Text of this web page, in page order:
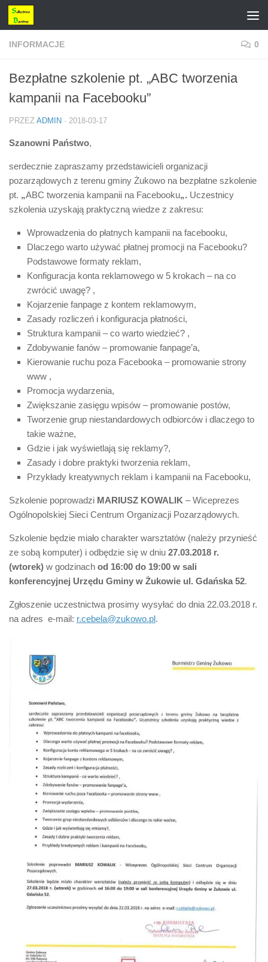
Przejdź do treści
INFORMACJE 0
Bezpłatne szkolenie pt. „ABC tworzenia
kampanii na Facebooku”
PRZEZ ADMIN · 2018-03-17
Szanowni Państwo,
serdecznie zapraszamy przedstawicieli organizacji
pozarządowych z terenu gminy Żukowo na bezpłatne szkolenie
pt. „ABC tworzenia kampanii na Facebooku„. Uczestnicy
szkolenia uzyskają praktyczną wiedze z zakresu:
Wprowadzenia do płatnych kampanii na facebooku,
Dlaczego warto używać płatnej promocji na Facebooku?
Podstawowe formaty reklam,
Konfiguracja konta reklamowego w 5 krokach – na co
zwrócić uwagę? ,
Kojarzenie fanpage z kontem reklamowym,
Zasady rozliczeń i konfiguracja płatności,
Struktura kampanii – co warto wiedzieć? ,
Zdobywanie fanów – promowanie fanpage’a,
Kierowanie ruchu poza Facebooka – promowanie strony
www ,
Promocja wydarzenia,
Zwiększanie zasięgu wpisów – promowanie postów,
Tworzenie grup niestandardowych odbiorców i dlaczego to
takie ważne,
Gdzie i jak wyświetlają się reklamy?,
Zasady i dobre praktyki tworzenia reklam,
Przykłady kreatywnych reklam i kampanii na Facebooku,
Szkolenie poprowadzi MARIUSZ KOWALIK – Wicepre­ze­s
Ogólnopolskiej Sieci Centrum Organizacji Pozarządowych.
Szkolenie będzie miało charakter warsztatów (należy przynieść
ze sobą komputer) i odbędzie się w dniu 27.03.2018 r.
(wtorek) w godzinach od 16:00 do 19:00 w sali
konferencyjnej Urzędu Gminy w Żukowie ul. Gdańska 52.
Zgłoszenie uczestnictwa prosimy wysyłać do dnia 22.03.2018 r.
na adres e-mail: r.cebela@zukowo.pl.